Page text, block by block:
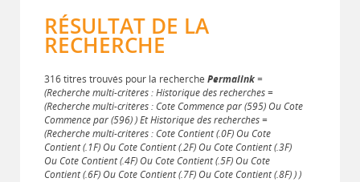
RÉSULTAT DE LA
RECHERCHE
316 titres trouvés pour la recherche Permalink=
(Recherche multi-critères : Historique des recherches =
(Recherche multi-critères : Cote Commence par (595) Ou Cote
Commence par (596) ) Et Historique des recherches =
(Recherche multi-critères : Cote Contient (.0F) Ou Cote
Contient (.1F) Ou Cote Contient (.2F) Ou Cote Contient (.3F)
Ou Cote Contient (.4F) Ou Cote Contient (.5F) Ou Cote
Contient (.6F) Ou Cote Contient (.7F) Ou Cote Contient (.8F) ) )